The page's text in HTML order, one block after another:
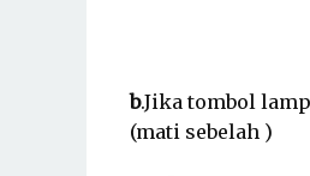
b.Jika tombol
(mati sebelah )